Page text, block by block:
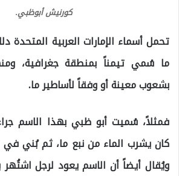
كورنيش أبوظبي.
تحمل أسماء الإمارات العربية المتحدة
ما سُمي تيمناً بمنطقة جغرافية،
بشعوب معينة أو وفقاً لأساطير ما.
فمثلاً، سُميت أبو ظبي بهذا الاسم
كان يشرب الماء من نبع ما، ثم بُني
ويُقال أيضاً أن الاسم يعود لرجل